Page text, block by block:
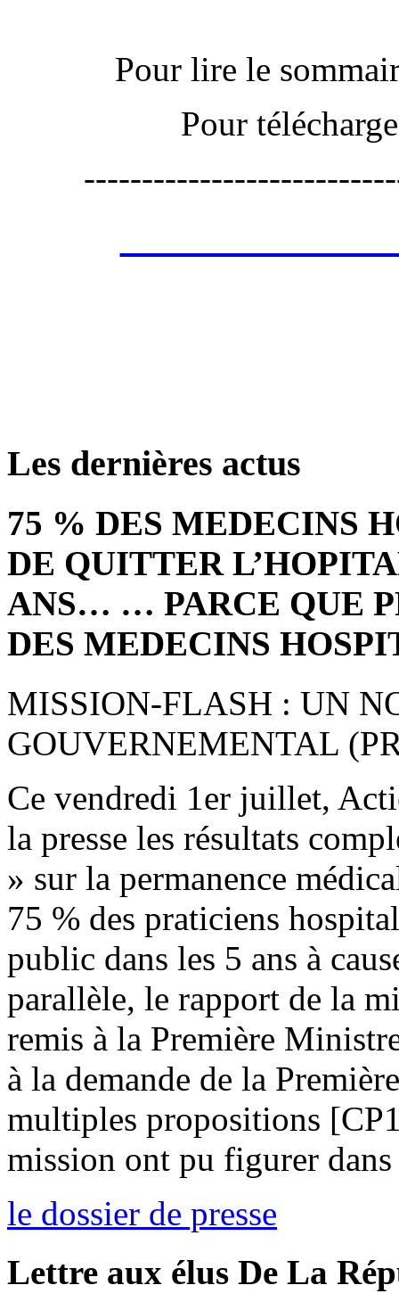
Pour lire le
Pour
Les dernières actus
75 % DES MEDECINS
DE QUITTER
ANS… … PARCE QUE
DES MEDECINS
MISSION-FLASH : UN
GOUVERNEMENTAL
Ce vendredi 1er juillet,
la presse les résultats
» sur la permanence
75 % des praticiens
public dans les 5 ans à
parallèle, le rapport de la
remis à la Première
à la demande de la
multiples propositions
mission ont pu figurer
le dossier de presse
Lettre aux élus De La